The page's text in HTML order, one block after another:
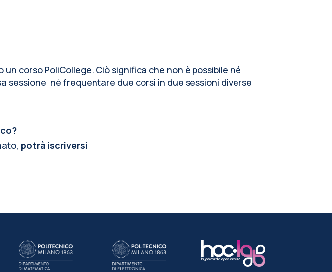
corso PoliCollege. Ciò significa che non è possibile né
né frequentare due corsi in due sessioni diverse
potrà iscriversi